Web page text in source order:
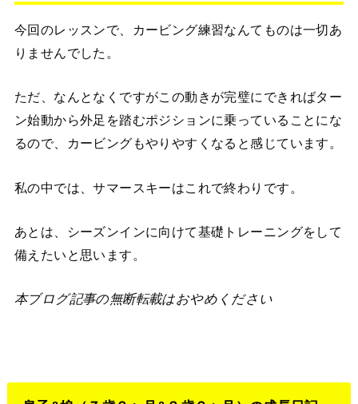
今回のレッスンで、カービング練習なんてものは一切あ
りませんでした。
ただ、なんとなくですがこの動きが完璧にできればター
ン始動から外足を踏むポジションに乗っていることにな
るので、カービングもやりやすくなると感じています。
私の中では、サマースキーはこれで終わりです。
あとは、シーズンインに向けて基礎トレーニングをして
備えたいと思います。
本ブログ記事の無断転載はおやめください